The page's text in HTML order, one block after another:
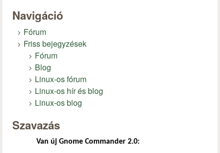
Navigáció
Fórum
Friss bejegyzések
Fórum
Blog
Linux-os fórum
Linux-os hír és blog
Linux-os blog
Szavazás
Van új Gnome Commander 2.0: